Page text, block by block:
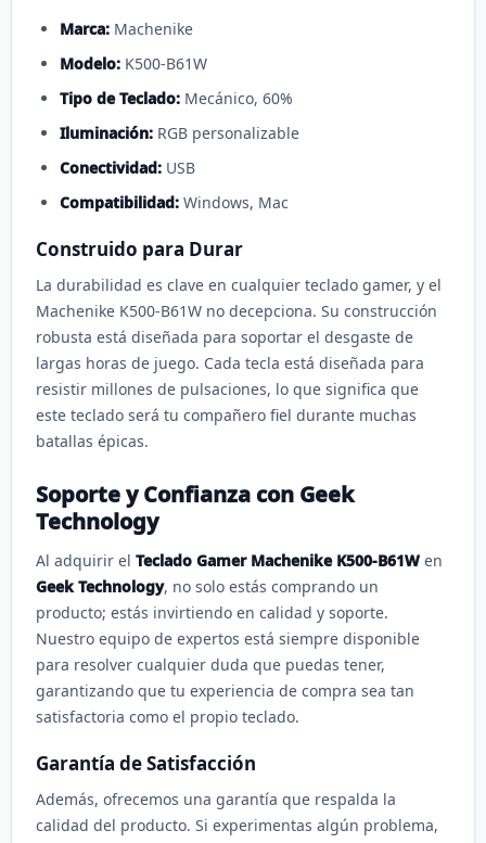
Marca: Machenike
Modelo: K500-B61W
Tipo de Teclado: Mecánico, 60%
Iluminación: RGB personalizable
Conectividad: USB
Compatibilidad: Windows, Mac
Construido para Durar
La durabilidad es clave en cualquier teclado gamer, y el
Machenike K500-B61W no decepciona. Su construcción
robusta está diseñada para soportar el desgaste de
largas horas de juego. Cada tecla está diseñada para
resistir millones de pulsaciones, lo que significa que
este teclado será tu compañero fiel durante muchas
batallas épicas.
Soporte y Confianza con Geek
Technology
Al adquirir el Teclado Gamer Machenike K500-B61W en
Geek Technology, no solo estás comprando un
producto; estás invirtiendo en calidad y soporte.
Nuestro equipo de expertos está siempre disponible
para resolver cualquier duda que puedas tener,
garantizando que tu experiencia de compra sea tan
satisfactoria como el propio teclado.
Garantía de Satisfacción
Además, ofrecemos una garantía que respalda la
calidad del producto. Si experimentas algún problema,